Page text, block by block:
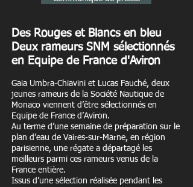
Des Rouges et Blancs en bleu
Deux rameurs SNM sélectionnés
en Equipe de France d'Aviron
Gaia Umbra-Chiavini et Lucas Fauché, deux
jeunes rameurs de la Société Nautique de
Monaco viennent d’être sélectionnés en
Equipe de France d’Aviron.
Au terme d’une semaine de préparation sur le
plan d’eau de Vaires-sur-Marne, en région
parisienne, une régate a départagé les
meilleurs parmi ces rameurs venus de la
France entière.
Issus d’une sélection réalisée pendant les